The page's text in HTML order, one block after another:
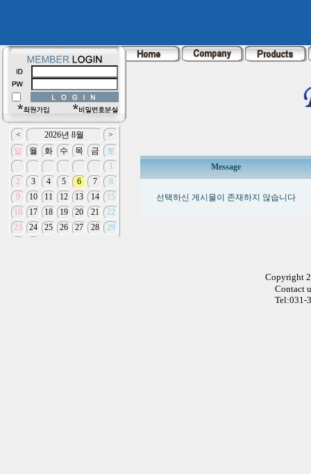
Message
선택하신 게시물이 존재하지 않습니다
Copyright
Contact
Tel:031-